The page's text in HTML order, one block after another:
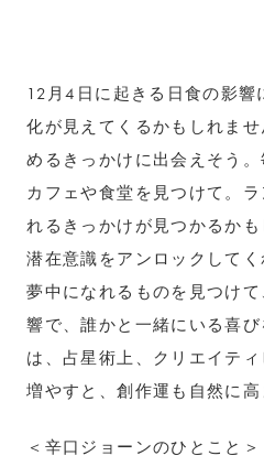
12月4日に起きる日食の影
化が見えてくるかもしれま
めるきっかけに出会えそう
カフェや食堂を見つけて。
れるきっかけが見つかるか
潜在意識をアンロックして
夢中になれるものを見つけ
響で、誰かと一緒にいる喜
は、占星術上、クリエイテ
増やすと、創作運も自然に高
＜辛口ジョーンのひとこと＞